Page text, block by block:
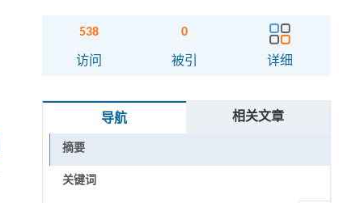
538
访问
0
被引 详细
导航 相关文章
摘要
关键词